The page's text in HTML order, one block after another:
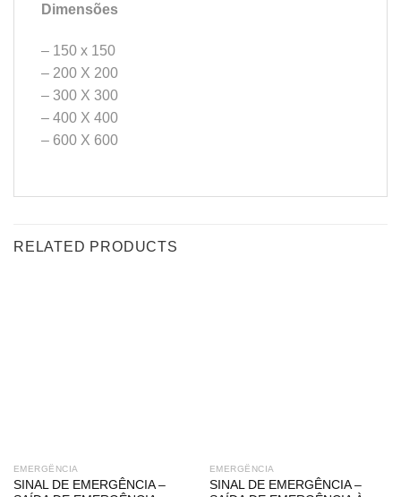
Dimensões
– 150 x 150
– 200 X 200
– 300 X 300
– 400 X 400
– 600 X 600
RELATED PRODUCTS
EMERGÊNCIA
SINAL DE EMERGÊNCIA –
EMERGÊNCIA
SINAL DE EMERGÊNCIA –